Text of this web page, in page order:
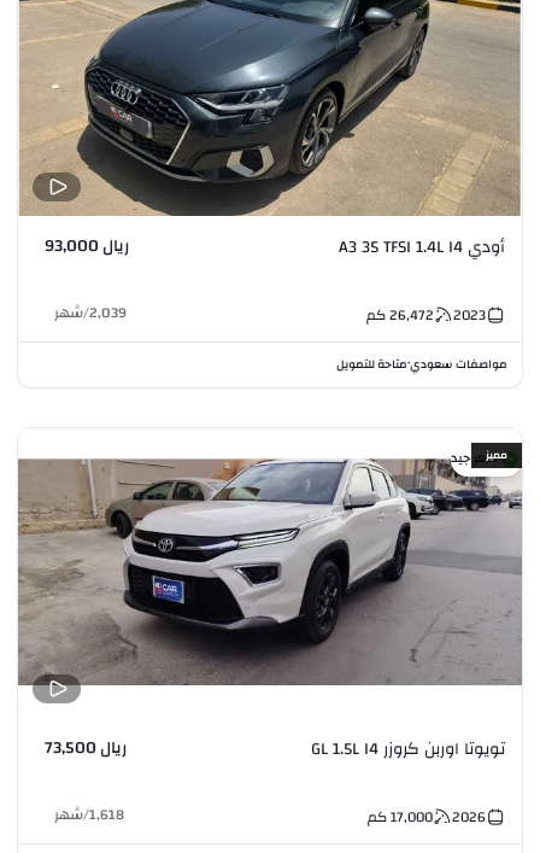
أودي A3 35 TFSI 1.4L I4 ريال 93,000
2023
26,472كم 2,039
/شهر
مواصفات سعودي•متاحة للتمويل
سعر جيدمميز
تويوتا اوربن كروزر GL 1.5L I4 ريال 73,500
2026
17,000كم 1,618
/شهر